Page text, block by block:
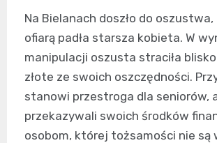
Na Bielanach doszło do
ofiarą padła starsza kobieta. W
manipulacji oszusta straciła
złote ze swoich oszczędności.
stanowi przestroga dla seniorów,
przekazywali swoich środków
osobom, której tożsamości nie są